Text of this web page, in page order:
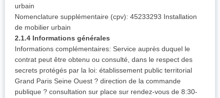
urbain
Nomenclature supplémentaire (cpv): 45233293 Installation
de mobilier urbain
2.1.4 Informations générales
Informations complémentaires: Service auprès duquel le
contrat peut être obtenu ou consulté, dans le respect des
secrets protégés par la loi: établissement public territorial
Grand Paris Seine Ouest ? direction de la commande
publique ? consultation sur place sur rendez-vous de 8:30-